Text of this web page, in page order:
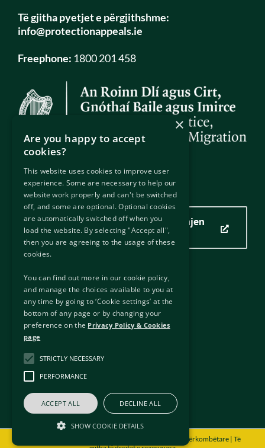
Të gjitha pyetjet e përgjithshme:
info@protectionappeals.ie
Freephone: 1800 201 458
Vendndodhja jonë
Kliko këtu për të parë vendndodhjen
tonë
Lidhje të dobishme
Lidhje të jashtme
Klauzola
Politika e Privatësisë & Cookies
E drejta e autorit
Afektibiliteti
2026 - Gjykata e Apelit për Mbrojtjen Ndërkombëtare | Të
×
Are you happy to accept
cookies?
This website uses cookies to improve user
experience. Some are necessary to help our
website work properly and can't be switched
off, and some are optional. Optional cookies
are automatically switched off when you
load the website. By selecting "Accept all",
then you are agreeing to the usage of these
cookies.
You can find out more in our cookie policy,
and manage the choices available to you at
any time by going to ‘Cookie settings’ at the
bottom of any page or by changing your
preference on the Privacy Policy & Cookies
page
STRICTLY NECESSARY
PERFORMANCE
ACCEPT ALL DECLINE ALL
SHOW COOKIE DETAILS